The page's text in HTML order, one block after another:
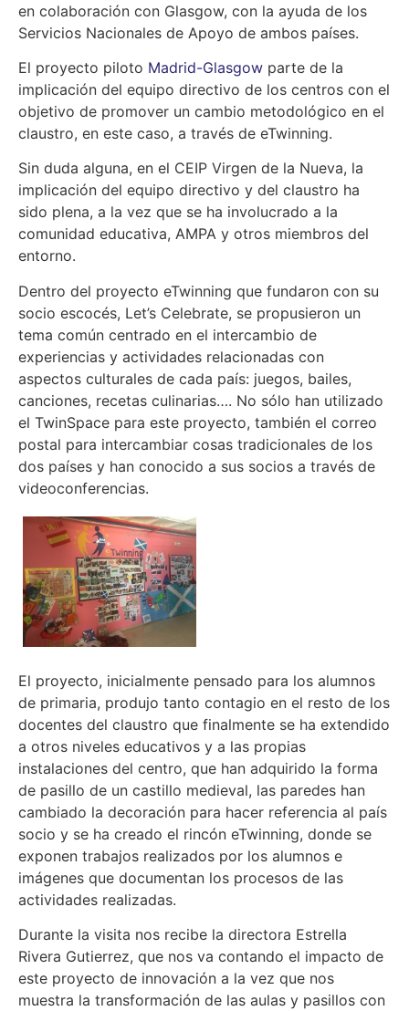
en colaboración con Glasgow, con la ayuda de los
Servicios Nacionales de Apoyo de ambos países.
El proyecto piloto Madrid-Glasgow parte de la
implicación del equipo directivo de los centros con el
objetivo de promover un cambio metodológico en el
claustro, en este caso, a través de eTwinning.
Sin duda alguna, en el CEIP Virgen de la Nueva, la
implicación del equipo directivo y del claustro ha
sido plena, a la vez que se ha involucrado a la
comunidad educativa, AMPA y otros miembros del
entorno.
Dentro del proyecto eTwinning que fundaron con su
socio escocés, Let’s Celebrate, se propusieron un
tema común centrado en el intercambio de
experiencias y actividades relacionadas con
aspectos culturales de cada país: juegos, bailes,
canciones, recetas culinarias…. No sólo han utilizado
el TwinSpace para este proyecto, también el correo
postal para intercambiar cosas tradicionales de los
dos países y han conocido a sus socios a través de
videoconferencias.
El proyecto, inicialmente pensado para los alumnos
de primaria, produjo tanto contagio en el resto de los
docentes del claustro que finalmente se ha extendido
a otros niveles educativos y a las propias
instalaciones del centro, que han adquirido la forma
de pasillo de un castillo medieval, las paredes han
cambiado la decoración para hacer referencia al país
socio y se ha creado el rincón eTwinning, donde se
exponen trabajos realizados por los alumnos e
imágenes que documentan los procesos de las
actividades realizadas.
Durante la visita nos recibe la directora Estrella
Rivera Gutierrez, que nos va contando el impacto de
este proyecto de innovación a la vez que nos
muestra la transformación de las aulas y pasillos con